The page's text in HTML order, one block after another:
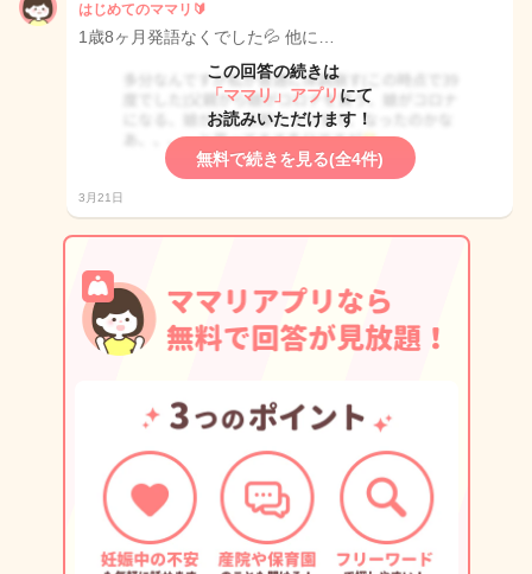
はじめてのママリ🔰
1歳8ヶ月発語なくでした💦 他に…
この回答の続きは
「ママリ」アプリ にて
お読みいただけます！
無料で続きを見る(全4件)
3月21日